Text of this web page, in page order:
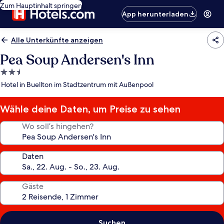
Zum Hauptinhalt springen
App herunterladen
Alle Unterkünfte anzeigen
Pea Soup Andersen's Inn
2.5-
Sterne-
Hotel in Buellton im Stadtzentrum mit Außenpool
Wähle deine Daten, um Preise zu sehen
Wo soll’s hingehen?
Daten
Gäste